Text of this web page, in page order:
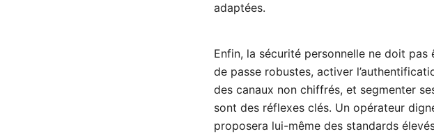
adaptées.
Enfin, la sécurité personnelle ne doit
de passe robustes, activer
des canaux non chiffrés, et segmenter
sont des réflexes clés. Un opérateur
proposera lui-même des standards